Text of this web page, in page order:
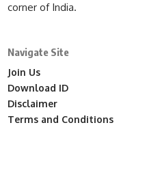
corner of India.
Navigate Site
Join Us
Download ID
Disclaimer
Terms and Conditions